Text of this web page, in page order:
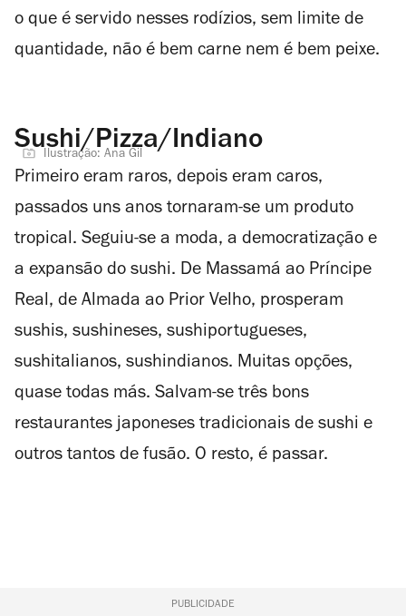
o que é servido nesses rodízios, sem limite de
quantidade, não é bem carne nem é bem peixe.
Sushi/Pizza/Indiano
Ilustração: Ana Gil
Primeiro eram raros, depois eram caros,
passados uns anos tornaram-se um produto
tropical. Seguiu-se a moda, a democratização e
a expansão do sushi. De Massamá ao Príncipe
Real, de Almada ao Prior Velho, prosperam
sushis, sushineses, sushiportugueses,
sushitalianos, sushindianos. Muitas opções,
quase todas más. Salvam-se três bons
restaurantes japoneses tradicionais de sushi e
outros tantos de fusão. O resto, é passar.
PUBLICIDADE